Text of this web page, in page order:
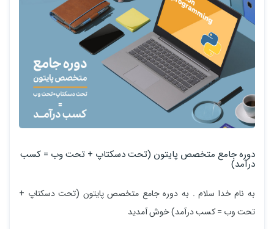
دوره جامع متخصص پایتون (تحت دسکتاپ + تحت وب = کسب
درآمد)
به نام خدا سلام . به دوره جامع متخصص پایتون (تحت دسکتاپ +
تحت وب = کسب درآمد) خوش آمدید